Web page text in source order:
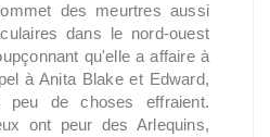
des meurtres aussi
dans le nord-ouest
qu'elle a affaire à
à Anita Blake et Edward,
peu de choses effraient.
ont peur des Arlequins,